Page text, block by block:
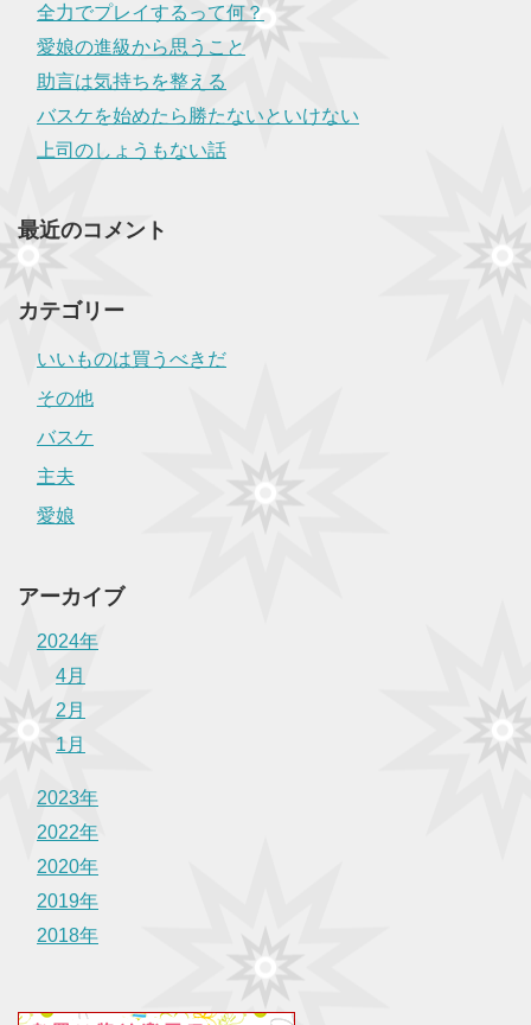
全力でプレイするって何？
愛娘の進級から思うこと
助言は気持ちを整える
バスケを始めたら勝たないといけない
上司のしょうもない話
最近のコメント
カテゴリー
いいものは買うべきだ
その他
バスケ
主夫
愛娘
アーカイブ
2024年
4月
2月
1月
2023年
2022年
2020年
2019年
2018年